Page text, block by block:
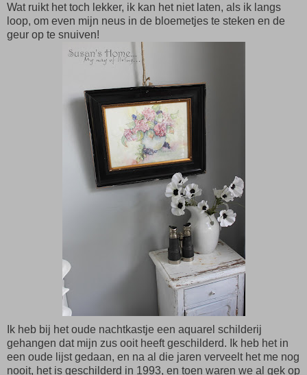
Wat ruikt het toch lekker, ik kan het niet laten, als ik langs
loop, om even mijn neus in de bloemetjes te steken en de
geur op te snuiven!
Ik heb bij het oude nachtkastje een aquarel schilderij
gehangen dat mijn zus ooit heeft geschilderd. Ik heb het in
een oude lijst gedaan, en na al die jaren verveelt het me nog
nooit, het is geschilderd in 1993, en toen waren we al gek op